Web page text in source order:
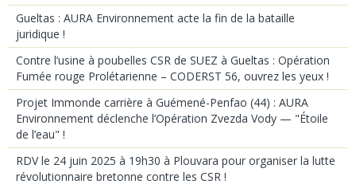
Gueltas : AURA Environnement acte la fin de la bataille
juridique !
Contre l’usine à poubelles CSR de SUEZ à Gueltas : Opération
Fumée rouge Prolétarienne – CODERST 56, ouvrez les yeux !
Projet Immonde carrière à Guémené-Penfao (44) : AURA
Environnement déclenche l’Opération Zvezda Vody — "Étoile
de l’eau" !
RDV le 24 juin 2025 à 19h30 à Plouvara pour organiser la lutte
révolutionnaire bretonne contre les CSR !